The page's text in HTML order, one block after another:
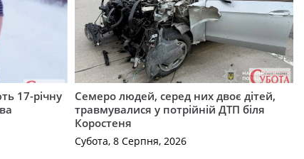
17-річну
Семеро людей, серед них двоє дітей,
травмувалися у потрійній ДТП біля
Коростеня
Субота, 8 Серпня, 2026